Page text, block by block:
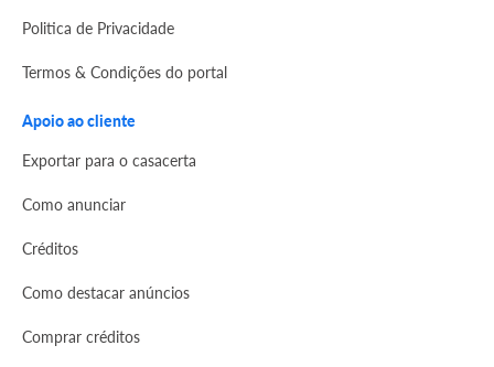
Politica de Privacidade
Termos & Condições do portal
Apoio ao cliente
Exportar para o casacerta
Como anunciar
Créditos
Como destacar anúncios
Comprar créditos